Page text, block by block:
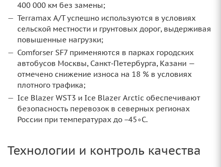
400 000 км без замены;
Terramax A/T успешно используются в условиях
сельской местности и грунтовых дорог, выдерживая
повышенные нагрузки;
Comforser SF7 применяются в парках городских
автобусов Москвы, Санкт‑Петербурга, Казани —
отмечено снижение износа на 18 % в условиях
плотного трафика;
Ice Blazer WST3 и Ice Blazer Arctic обеспечивают
безопасность перевозок в северных регионах
России при температурах до −45∘C.
Технологии и контроль качества